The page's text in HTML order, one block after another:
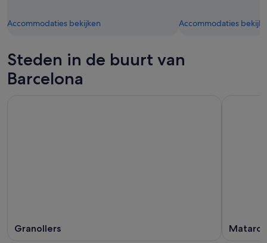
Accommodaties bekijken Accommodaties
Steden in de buurt van
Barcelona
Granollers Mataro